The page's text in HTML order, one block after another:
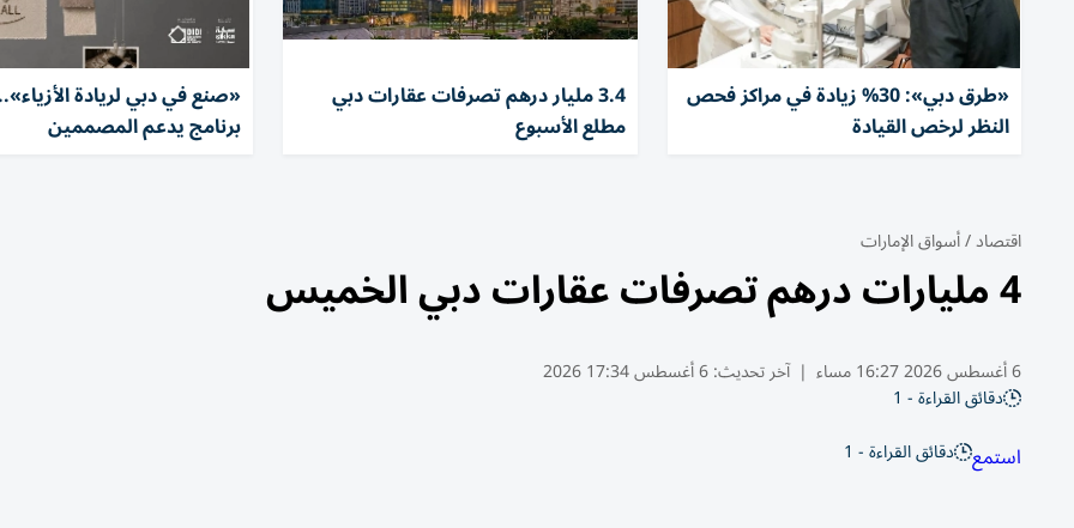
«طرق دبي»: 30% زيادة في مراكز فحص
النظر لرخص القيادة
3.4 مليار درهم تصرفات عقارات دبي
مطلع الأسبوع
«صنع في دبي لريادة
برنامج يدعم المصممين
اقتصاد/أسواق الإمارات
4 مليارات درهم تصرفات عقارات دبي الخميس
6 أغسطس 2026 16:27 مساء | آخر تحديث:6 أغسطس 17:34 2026
دقائق القراءة - 1
استمع دقائق القراءة - 1